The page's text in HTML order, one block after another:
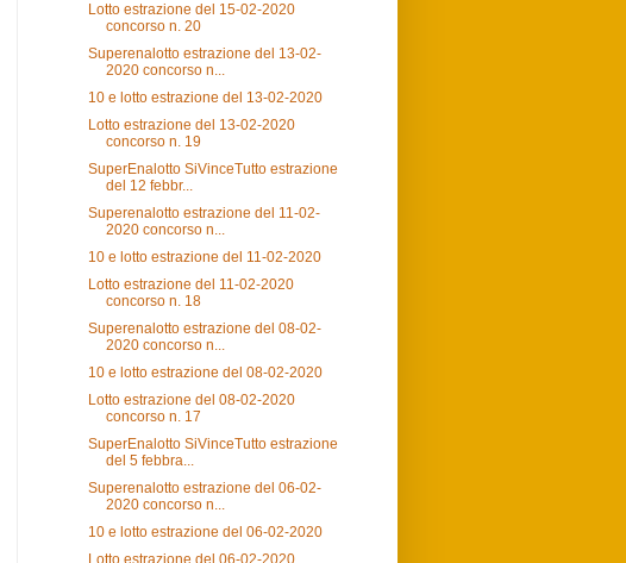
Lotto estrazione del 15-02-2020
concorso n. 20
Superenalotto estrazione del 13-02-
2020 concorso n...
10 e lotto estrazione del 13-02-2020
Lotto estrazione del 13-02-2020
concorso n. 19
SuperEnalotto SiVinceTutto estrazione
del 12 febbr...
Superenalotto estrazione del 11-02-
2020 concorso n...
10 e lotto estrazione del 11-02-2020
Lotto estrazione del 11-02-2020
concorso n. 18
Superenalotto estrazione del 08-02-
2020 concorso n...
10 e lotto estrazione del 08-02-2020
Lotto estrazione del 08-02-2020
concorso n. 17
SuperEnalotto SiVinceTutto estrazione
del 5 febbra...
Superenalotto estrazione del 06-02-
2020 concorso n...
10 e lotto estrazione del 06-02-2020